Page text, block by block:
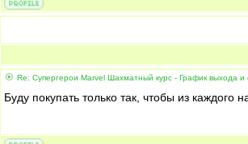
Re: Супергерои Marvel Шахматный курс - График выхода и
Буду покупать только так, чтобы из